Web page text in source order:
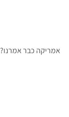
אמריקה כבר אמרנו?